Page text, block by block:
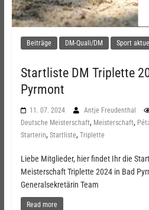
Beiträge DM-Quali/DM Sport aktuell
Startliste DM Triplette
Pyrmont
11. 07. 2024 Antje Freudenthal
Deutsche Meisterschaft, Meisterschaft,
Starterin, Startliste, Triplette
Liebe Mitglieder, hier findet Ihr die
Meisterschaft Triplette 2024 in Bad
Generalsekretärin Team
Read more